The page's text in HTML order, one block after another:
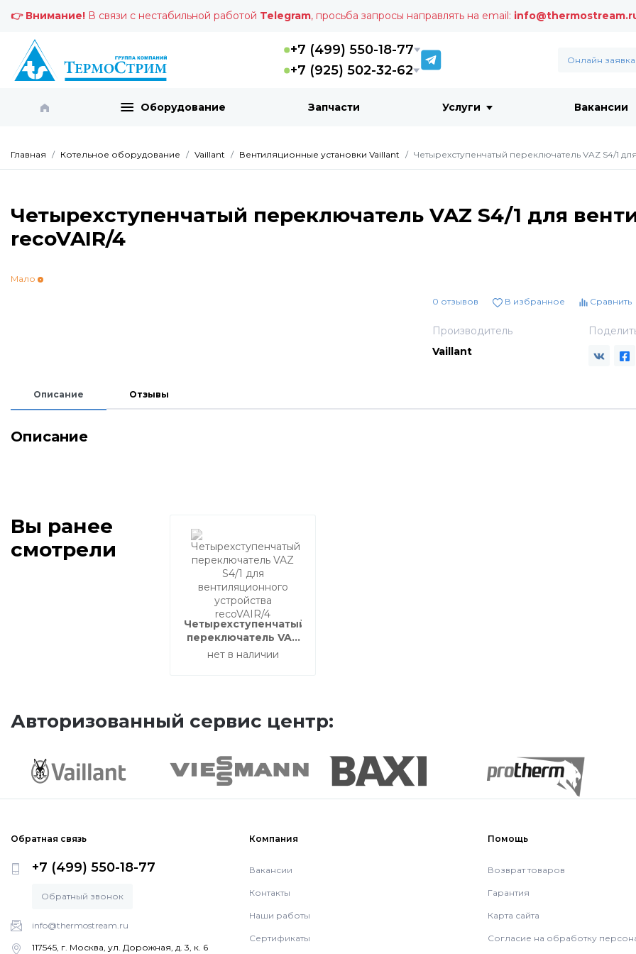
👉 Внимание! В связи с нестабильной работой Telegram, просьба запросы направлять на email:
+7 (499) 550-18-77
+7 (925) 502-32-62
Онлайн заявка
Оборудование Запчасти Услуги Вакансии
Главная Котельное оборудование Vaillant Вентиляционные установки Vaillant Четырехступенчатый переключатель VAZ S4/1
Четырехступенчатый переключатель VAZ S4/1 для
recoVAIR/4
Мало
0 отзывов В избранное Сравнить
Производитель
Vaillant
Описание Отзывы
Описание
Вы ранее
смотрели
Четырехступенчатый
переключатель VAZ
S4/1 для
нет в наличии
Авторизованный сервис центр:
Обратная связь
+7 (499) 550-18-77
Обратный звонок
info@thermostream.ru
117545, г. Москва, ул. Дорожная, д. 3, к. 6
Компания
Вакансии
Контакты
Наши работы
Сертификаты
Помощь
Возврат товаров
Гарантия
Карта сайта
Согласие на обработку